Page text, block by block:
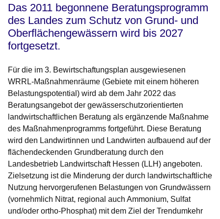
Das 2011 begonnene Beratungsprogramm
des Landes zum Schutz von Grund- und
Oberflächengewässern wird bis 2027
fortgesetzt.
Für die im 3. Bewirtschaftungsplan ausgewiesenen
WRRL-Maßnahmenräume (Gebiete mit einem höheren
Belastungspotential) wird ab dem Jahr 2022 das
Beratungsangebot der gewässerschutzorientierten
landwirtschaftlichen Beratung als ergänzende Maßnahme
des Maßnahmenprogramms fortgeführt. Diese Beratung
wird den Landwirtinnen und Landwirten aufbauend auf der
flächendeckenden Grundberatung durch den
Landesbetrieb Landwirtschaft Hessen (LLH) angeboten.
Zielsetzung ist die Minderung der durch landwirtschaftliche
Nutzung hervorgerufenen Belastungen von Grundwässern
(vornehmlich Nitrat, regional auch Ammonium, Sulfat
und/oder ortho-Phosphat) mit dem Ziel der Trendumkehr